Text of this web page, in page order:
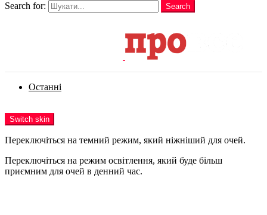
Search for:
Search
Останні
Switch skin
Переключіться на темний режим, який ніжніший для очей.
Переключіться на режим освітлення, який буде більш
приємним для очей в денний час.